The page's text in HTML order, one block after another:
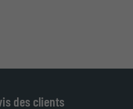
des clients